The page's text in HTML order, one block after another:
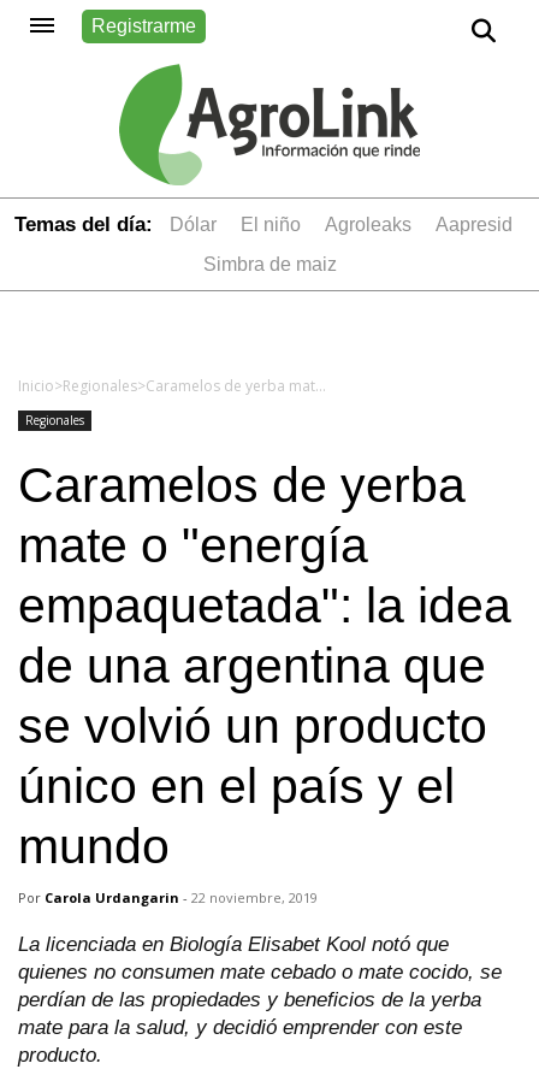
Registrarme
Temas del día: dólar el niño Agroleaks
aapresid
simbra de maiz
Inicio>Regionales> Caramelos de yerba mate o "energía empaquetada": la idea de una argentina que se volvió un producto único en el país y el mundo
Regionales
Caramelos de yerba
mate o "energía
empaquetada": la idea
de una argentina que
se volvió un producto
único en el país y el
mundo
Por Carola Urdangarin - 22 noviembre, 2019
La licenciada en Biología Elisabet Kool notó que
quienes no consumen mate cebado o mate cocido, se
perdían de las propiedades y beneficios de la yerba
mate para la salud, y decidió emprender con este
producto.